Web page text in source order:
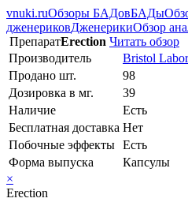
vnuki.ruОбзоры БАДовБАДы
дженериковДженерикиОбзор
ПрепаратErection Читать обзор
Производитель
Bristol
Продано шт.
98
Дозировка в мг.
39
Наличие
Есть
Бесплатная доставка Нет
Побочные эффекты Есть
Форма выпуска
Капсулы
×
Erection